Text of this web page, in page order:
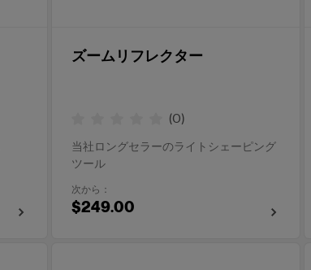
ズームリフレクター
(0)
当社ロングセラーのライトシェーピング
ツール
次から：
$249.00